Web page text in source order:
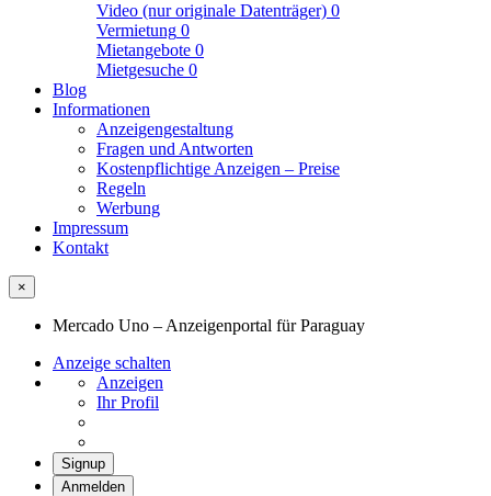
Video (nur originale Datenträger) 0
Vermietung 0
Mietangebote 0
Mietgesuche 0
Blog
Informationen
Anzeigengestaltung
Fragen und Antworten
Kostenpflichtige Anzeigen – Preise
Regeln
Werbung
Impressum
Kontakt
×
Mercado Uno – Anzeigenportal für Paraguay
Anzeige schalten
Anzeigen
Ihr Profil
Signup
Anmelden